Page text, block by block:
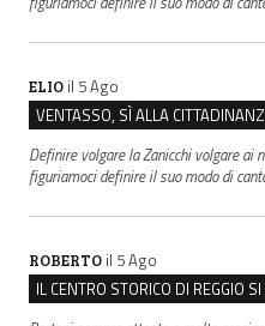
ELIO il 5 Ago
Definire volgare la Zanicchi volgare ai
figuriamoci definire il suo modo di
ROBERTO il 5 Ago